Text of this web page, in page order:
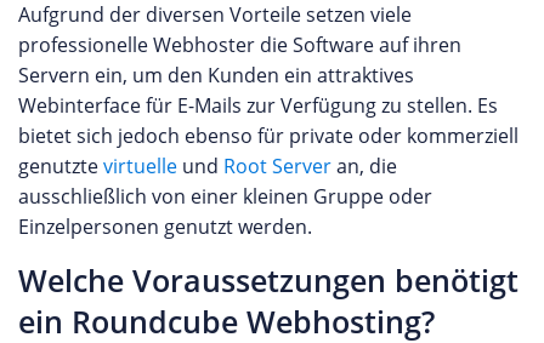
Aufgrund der diversen Vorteile setzen viele
professionelle Webhoster die Software auf ihren
Servern ein, um den Kunden ein attraktives
Webinterface für E-Mails zur Verfügung zu stellen. Es
bietet sich jedoch ebenso für private oder kommerziell
genutztevirtuelle und Root Serveran, die
ausschließlich von einer kleinen Gruppe oder
Einzelpersonen genutzt werden.
Welche Voraussetzungen benötigt
ein Roundcube Webhosting?